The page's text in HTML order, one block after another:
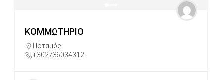
ΚΟΜΜΩΤΗΡΙΟ
Ποταμός
+302736034312